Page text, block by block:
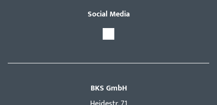
Social Media
BKS GmbH